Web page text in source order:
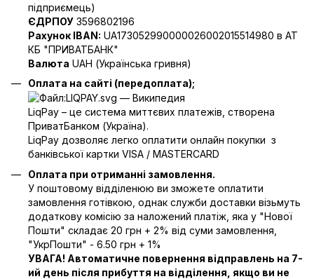
пiдприємець)
ЄДРПОУ 3596802196
Рахунок IBAN: UA173052990000026002015514980 в АТ
КБ "ПРИВАТБАНК"
Валюта UAH (Українська гривня)
Оплата на сайті (передоплата);
LiqPay – це система миттєвих платежів, створена
ПриватБанком (Україна).
LiqPay дозволяє легко оплатити онлайн покупки з
банківської картки VISA / MASTERCARD
Оплата при отриманні замовлення.
У поштовому відділенюю ви зможете оплатити
замовлення готівкою, однак служби доставки візьмуть
додаткову комісію за наложений платіж, яка у "Нової
Пошти" складає 20 грн + 2% від суми замовлення,
"УкрПошти" - 6.50 грн + 1%
УВАГА! Автоматичне повернення відправлень на 7-
ий день після прибуття на відділення, якщо ви не